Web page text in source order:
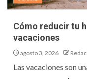
Cómo reducir tu
vacaciones
agosto 3, 2026
Las vacaciones son